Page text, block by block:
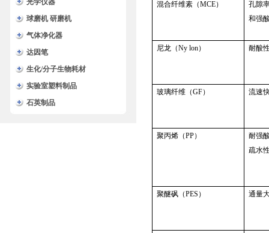
光学仪器
球磨机 研磨机
气体净化器
达因笔
生化/分子生物耗材
实验室塑料制品
石英制品
混合纤维素（MCE）
孔隙
和强
尼龙（Ny lon） 耐酸
玻璃纤维（GF） 流速
聚丙烯（PP）
耐强
疏水
聚醚砜（PES） 通量